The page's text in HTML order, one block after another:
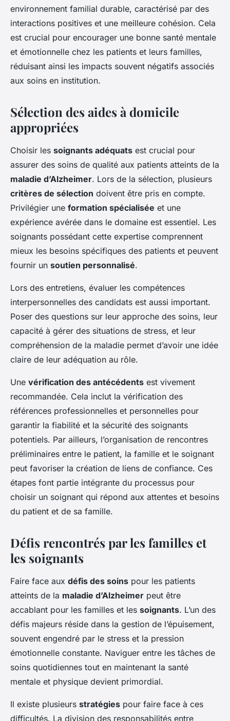
environnement familial durable, caractérisé par des
interactions positives et une meilleure cohésion. Cela
est crucial pour encourager une bonne santé mentale
et émotionnelle chez les patients et leurs familles,
réduisant ainsi les impacts souvent négatifs associés
aux soins en institution.
Sélection des aides à domicile
appropriées
Choisir les soignants adéquats est crucial pour
assurer des soins de qualité aux patients atteints de la
maladie d’Alzheimer. Lors de la sélection, plusieurs
critères de sélection doivent être pris en compte.
Privilégier une formation spécialisée et une
expérience avérée dans le domaine est essentiel. Les
soignants possédant cette expertise comprennent
mieux les besoins spécifiques des patients et peuvent
fournir un soutien personnalisé.
Lors des entretiens, évaluer les compétences
interpersonnelles des candidats est aussi important.
Poser des questions sur leur approche des soins, leur
capacité à gérer des situations de stress, et leur
compréhension de la maladie permet d’avoir une idée
claire de leur adéquation au rôle.
Une vérification des antécédents est vivement
recommandée. Cela inclut la vérification des
références professionnelles et personnelles pour
garantir la fiabilité et la sécurité des soignants
potentiels. Par ailleurs, l’organisation de rencontres
préliminaires entre le patient, la famille et le soignant
peut favoriser la création de liens de confiance. Ces
étapes font partie intégrante du processus pour
choisir un soignant qui répond aux attentes et besoins
du patient et de sa famille.
Défis rencontrés par les familles et
les soignants
Faire face aux défis des soins pour les patients
atteints de la maladie d’Alzheimer peut être
accablant pour les familles et les soignants. L’un des
défis majeurs réside dans la gestion de l’épuisement,
souvent engendré par le stress et la pression
émotionnelle constante. Naviguer entre les tâches de
soins quotidiennes tout en maintenant la santé
mentale et physique devient primordial.
Il existe plusieurs stratégies pour faire face à ces
difficultés. La division des responsabilités entre